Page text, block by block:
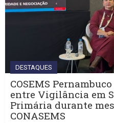
DESTAQUES
COSEMS
entre Vigilância em
Primária durante
CONASEMS